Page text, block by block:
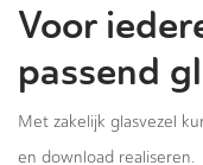
Voor
passend
Met zakelijk glasvezel
en download realiseren.